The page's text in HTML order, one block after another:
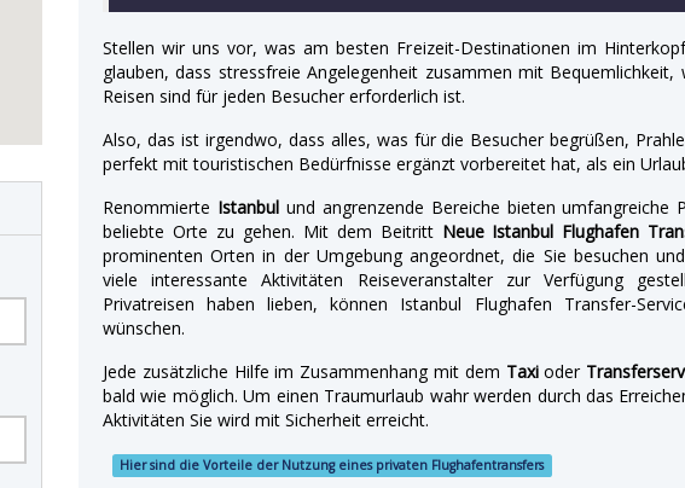
Stellen wir uns vor, was am besten Freizeit-Destinationen im
glauben, dass stressfreie Angelegenheit zusammen mit
Reisen sind für jeden Besucher erforderlich ist.
Also, das ist irgendwo, dass alles, was für die Besucher begrüßen,
perfekt mit touristischen Bedürfnisse ergänzt vorbereitet hat, als ein
Renommierte Istanbulund angrenzende Bereiche bieten umfangreiche
beliebte Orte zu gehen. Mit dem Beitritt Neue Istanbul Flughafen
prominenten Orten in der Umgebung angeordnet, die Sie besuchen
viele interessante Aktivitäten Reiseveranstalter zur Verfügung
Privatreisen haben lieben, können Istanbul Flughafen Transfer-
wünschen.
Jede zusätzliche Hilfe im Zusammenhang mit dem Taxioder
bald wie möglich. Um einen Traumurlaub wahr werden durch das
Aktivitäten Sie wird mit Sicherheit erreicht.
Hier sind die Vorteile der Nutzung eines privaten Flughafentransfers